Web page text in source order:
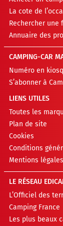
La cote de
Rechercher une
Annuaire des
CAMPING-CAR
Numéro en
S’abonner à
LIENS UTILES
Toutes les
Plan de site
Cookies
Conditions
Mentions légales
LE RÉSEAU
L’Officiel des
Camping France
Les plus beaux